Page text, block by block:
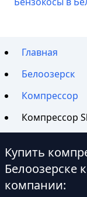
Главная
Белоозерск
Компрессор
Компрессор
Купить
Белоозерске
компании: